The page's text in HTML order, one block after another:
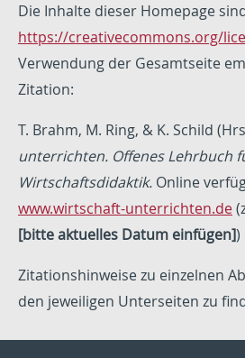
Die Inhalte dieser Homepage
https://creativecommons.org/
Verwendung der Gesamtseite
Zitation:
T. Brahm, M. Ring, & K. Schild
unterrichten. Offenes Lehrbuch
Wirtschaftsdidaktik. Online
www.wirtschaft-unterrichten.de
[bitte aktuelles Datum einfügen])
Zitationshinweise zu einzelnen
den jeweiligen Unterseiten zu